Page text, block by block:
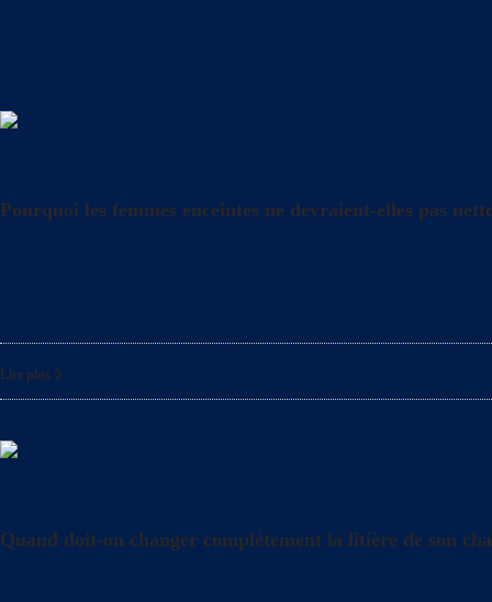
Pourquoi les femmes enceintes ne devraient-elles pas
Lire plus
Quand doit-on changer complètement la litière de son